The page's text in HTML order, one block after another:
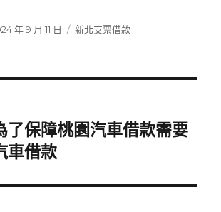
年 9 月 11 日
分
新北支票借款
了保障桃園汽車借款需要
車借款